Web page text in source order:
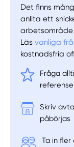
Det finns
anlita ett
Läsvanliga
kostnadsfria
Fråga
Skriv
påbörjas
Ta in